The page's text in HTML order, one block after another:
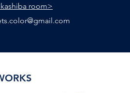
room>